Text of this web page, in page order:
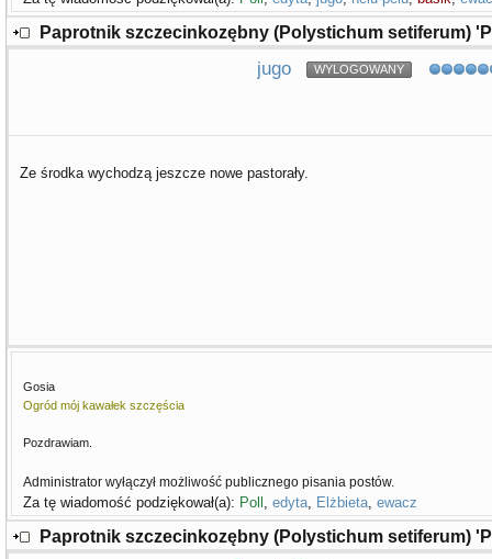
Paprotnik szczecinkozębny (Polystichum setiferum)
jugo WYLOGOWANY
Ze środka wychodzą jeszcze nowe pastorały.
Gosia
Ogród mój kawałek szczęścia
Pozdrawiam.
Administrator wyłączył możliwość publicznego pisania postów.
Za tę wiadomość podziękował(a): Poll , edyta, Elżbieta, ewacz
Paprotnik szczecinkozębny (Polystichum setiferum)